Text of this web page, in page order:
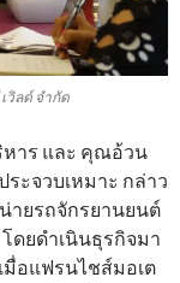
วิลด์ จำกัด
หาร และ คุณอ้วน
ะจวบเหมาะ กล่าว
ายรถจักรยานยนต์
โดยดำเนินธุรกิจมา
มื่อแฟรนไชส์มอเต